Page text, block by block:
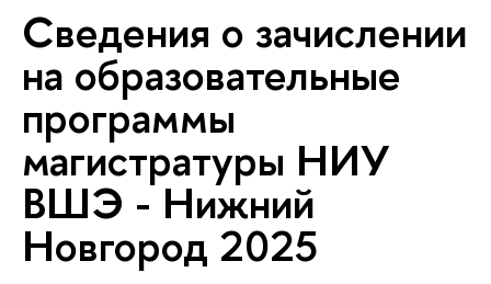
Сведения о зачислении
на образовательные
программы
магистратуры НИУ
ВШЭ - Нижний
Новгород 2025